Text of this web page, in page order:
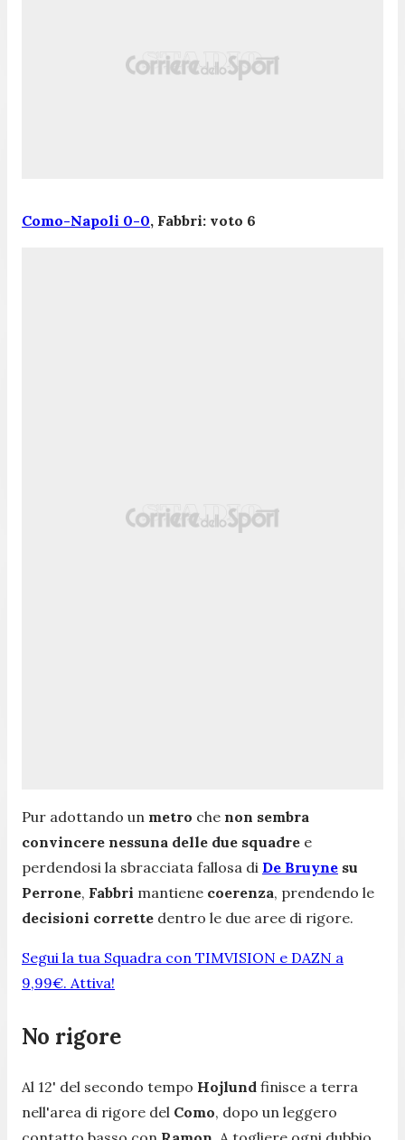
Como-Napoli 0-0, Fabbri: voto 6
Pur adottando un metro che non sembra
convincere nessuna delle due squadre e
perdendosi la sbracciata fallosa di De Bruyne su
Perrone, Fabbri mantiene coerenza, prendendo le
decisioni corrette dentro le due aree di rigore.
Segui la tua Squadra con TIMVISION e DAZN a
9,99€. Attiva!
No rigore
Al 12' del secondo tempo Hojlund finisce a terra
nell'area di rigore del Como, dopo un leggero